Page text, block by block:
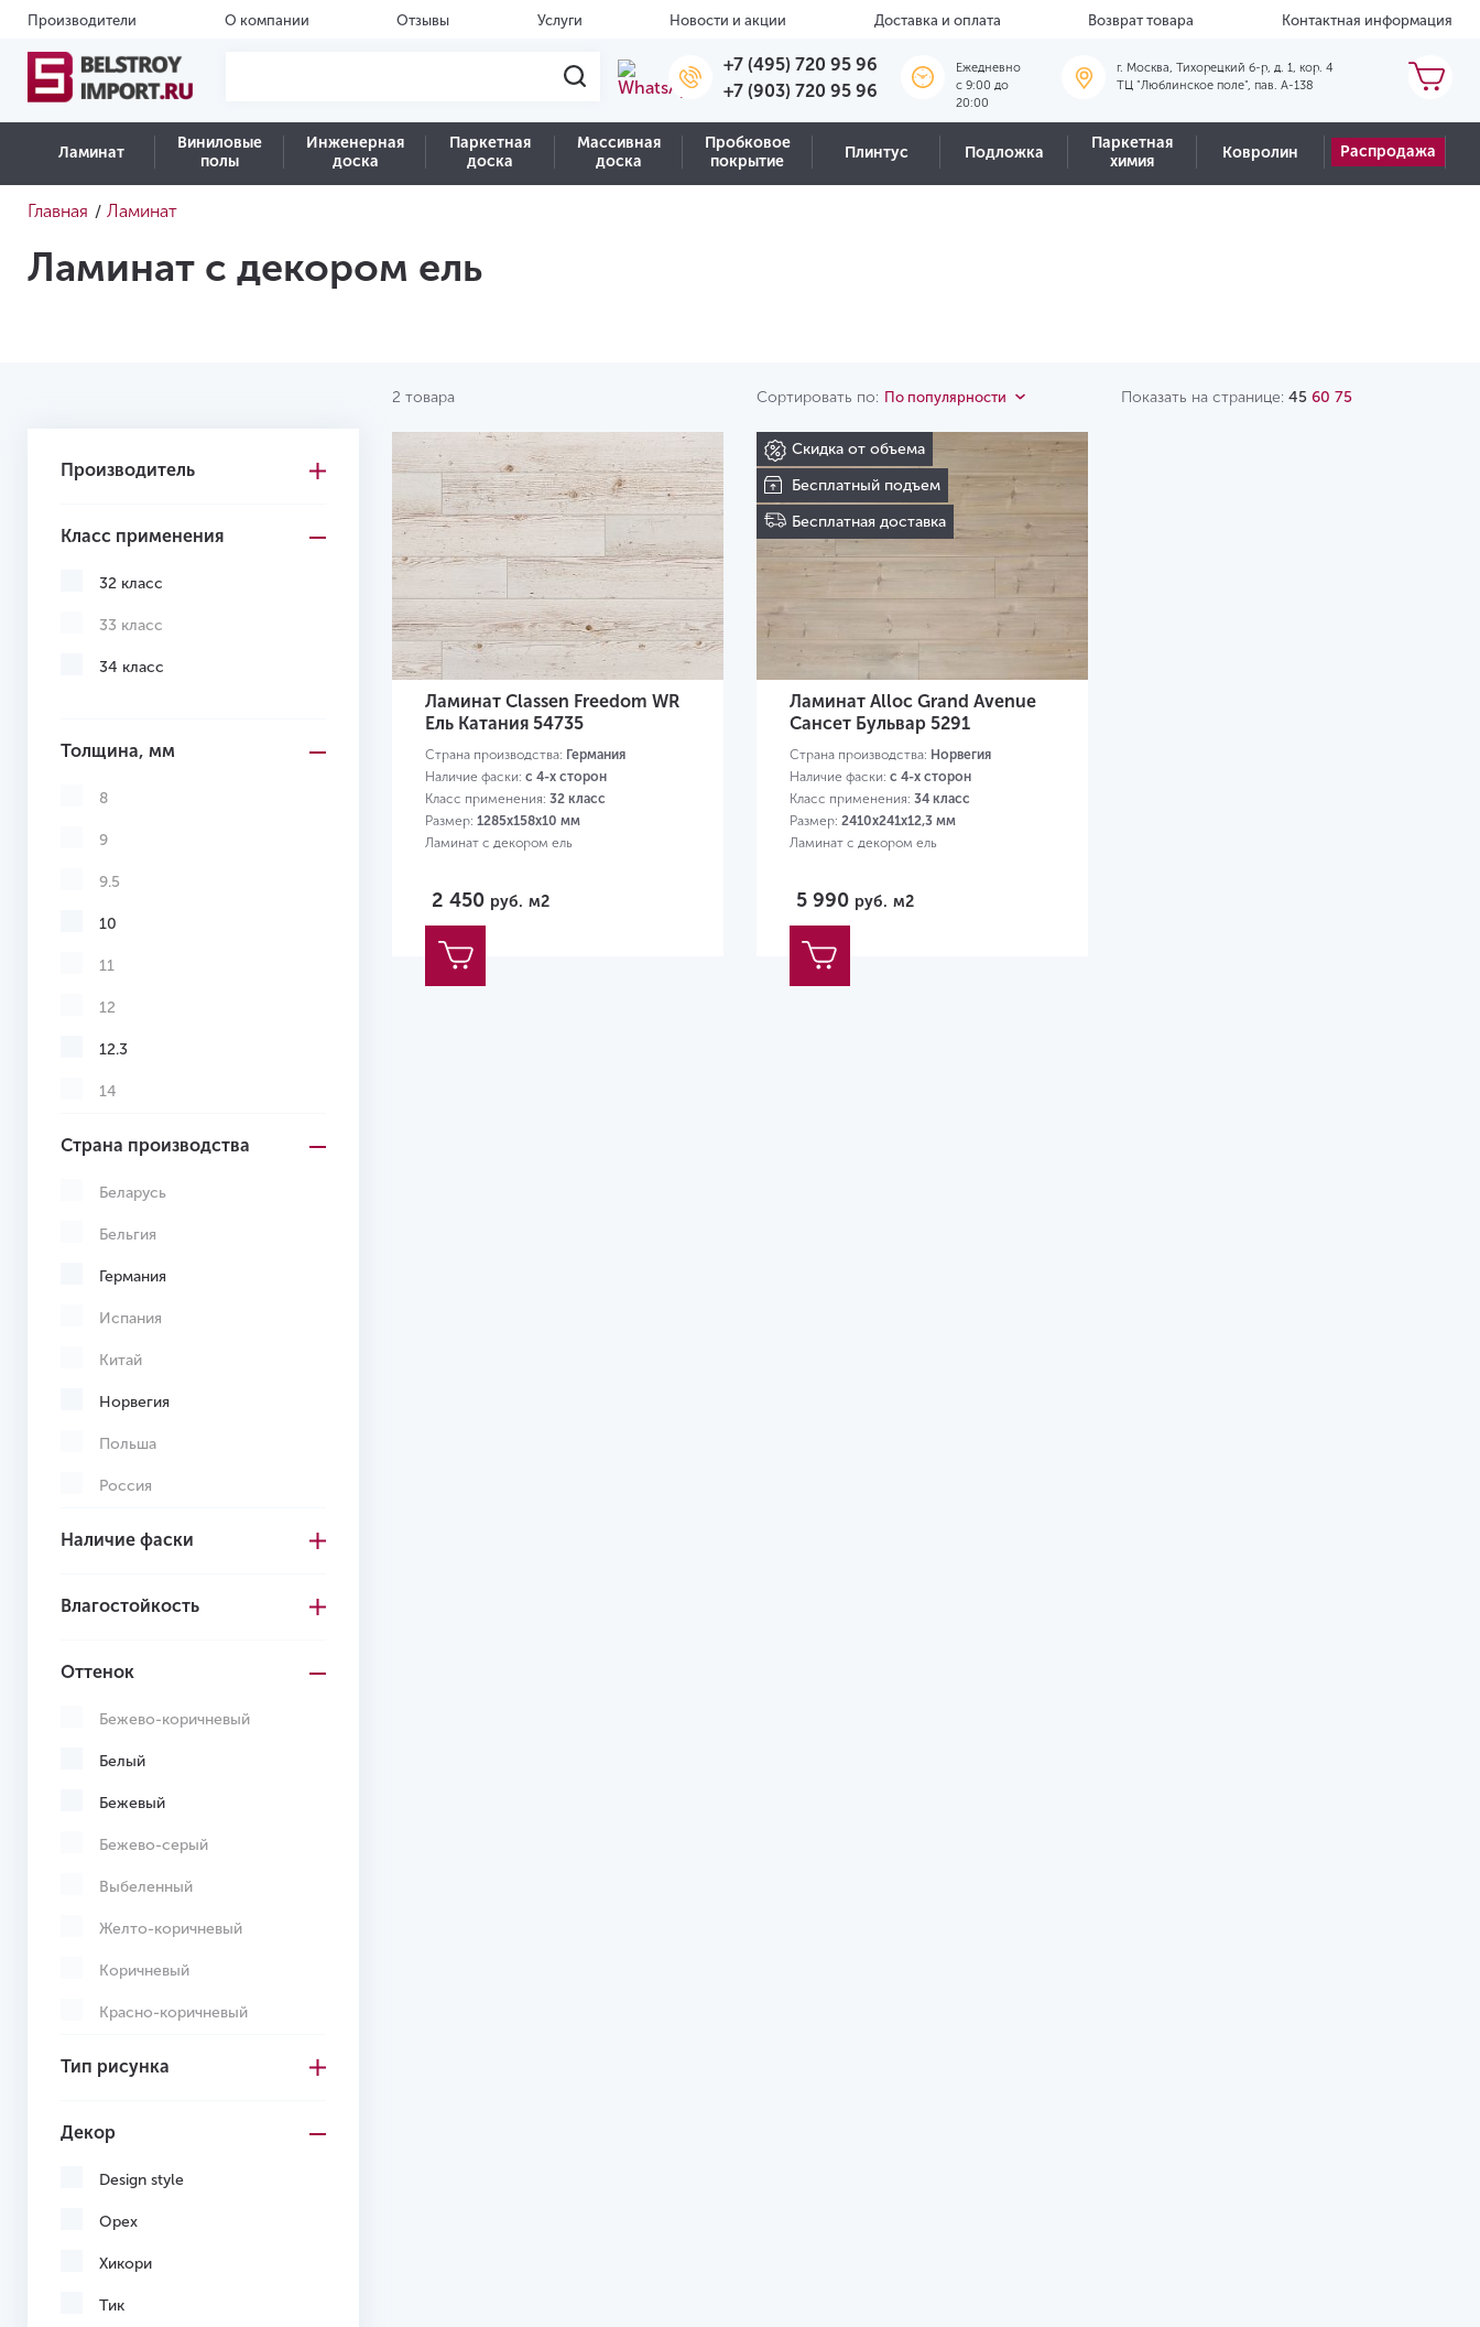
Производители О компании Отзывы Услуги Новости и акции Доставка и оплата Возврат товара Контактная информация
+7 (495) 720 95 96
+7 (903) 720 95 96
Ежедневно
c 9:00 до
20:00
г. Москва, Тихорецкий б-р, д. 1, кор. 4
ТЦ "Люблинское поле", пав. А-138
Ламинат
Виниловые
полы
Инженерная
доска
Паркетная
доска
Массивная
доска
Пробковое
покрытие
Плинтус Подложка
Паркетная
химия
Ковролин Распродажа
Главная / Ламинат
Ламинат с декором ель
2 товара Сортировать по: По популярности Показать на странице: 45 60 75
Производитель
Класс применения
32 класс
33 класс
34 класс
Толщина, мм
8
9
9.5
10
11
12
12.3
14
Страна производства
Беларусь
Бельгия
Германия
Испания
Китай
Норвегия
Польша
Россия
Швейцария
Наличие фаски
Влагостойкость
Оттенок
Бежево-коричневый
Белый
Бежевый
Бежево-серый
Выбеленный
Желто-коричневый
Коричневый
Красно-коричневый
Светло-коричневый
Светло-серый
Серо-коричневый
Серый
Темно-коричневый
Тип рисунка
Декор
Design style
Орех
Хикори
Тик
Ламинат Classen Freedom WR
Ель Катания 54735
Страна производства: Германия
Наличие фаски: с 4-х сторон
Класс применения: 32 класс
Размер: 1285х158х10 мм
Ламинат с декором ель
2 450 руб. м2
Скидка от объема
Бесплатный подъем
Бесплатная доставка
Ламинат Alloc Grand Avenue
Сансет Бульвар 5291
Страна производства: Норвегия
Наличие фаски: с 4-х сторон
Класс применения: 34 класс
Размер: 2410х241х12,3 мм
Ламинат с декором ель
5 990 руб. м2